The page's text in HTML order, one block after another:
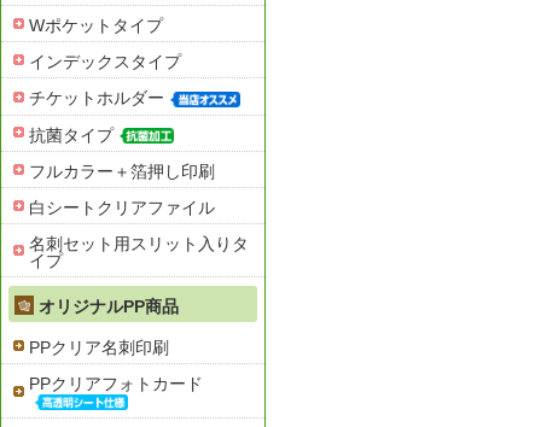
Wポケットタイプ
インデックスタイプ
チケットホルダー
抗菌タイプ
フルカラー＋箔押し印刷
白シートクリアファイル
名刺セット用スリット入りタ
イプ
オリジナルPP商品
PPクリア名刺印刷
PPクリアフォトカード